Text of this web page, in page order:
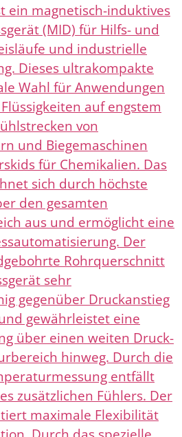
ein magnetisch-induktives
(MID) für Hilfs- und
und industrielle
Dieses ultrakompakte
Wahl für Anwendungen
auf engstem
von
und Biegemaschinen
für Chemikalien. Das
sich durch höchste
den gesamten
aus und ermöglicht eine
Der
Rohrquerschnitt
sehr
gegenüber Druckanstieg
gewährleistet eine
über einen weiten Druck-
hinweg. Durch die
entfällt
zusätzlichen Fühlers. Der
maximale Flexibilität